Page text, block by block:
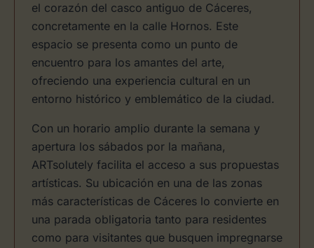
el corazón del casco antiguo de Cáceres,
concretamente en la calle Hornos. Este
espacio se presenta como un punto de
encuentro para los amantes del arte,
ofreciendo una experiencia cultural en un
entorno histórico y emblemático de la ciudad.
Con un horario amplio durante la semana y
apertura los sábados por la mañana,
ARTsolutely facilita el acceso a sus propuestas
artísticas. Su ubicación en una de las zonas
más características de Cáceres lo convierte en
una parada obligatoria tanto para residentes
como para visitantes que busquen impregnarse